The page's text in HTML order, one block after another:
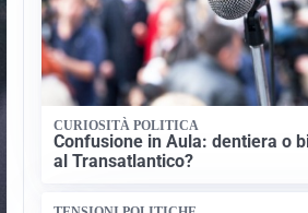
CURIOSITÀ POLITICA
Confusione in Aula: dentiera o
al Transatlantico?